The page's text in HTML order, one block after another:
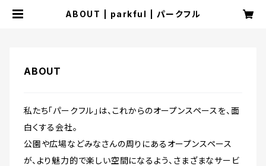
ABOUT | parkful | パークフル
ABOUT
私たち「パークフル」は、これからのオープンスペースを、面
白くする会社。
公園や広場などみなさんの周りにあるオープンスペース
が、より魅力的で楽しい空間になるよう、さまざまなサービ